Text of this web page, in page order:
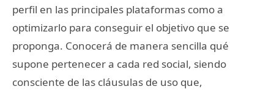
perfil en las principales plataformas como a
optimizarlo para conseguir el objetivo que se
proponga. Conocerá de manera sencilla qué
supone pertenecer a cada red social, siendo
consciente de las cláusulas de uso que,